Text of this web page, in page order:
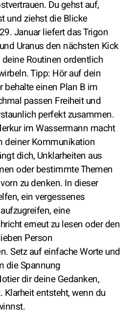
Du gehst auf,
und ziehst die Blicke
Januar liefert das Trigon
Uranus den nächsten Kick
deine Routinen ordentlich
Tipp: Hör auf dein
behalte einen Plan B im
passen Freiheit und
perfekt zusammen.
im Wassermann macht
deiner Kommunikation
dich, Unklarheiten aus
oder bestimmte Themen
zu denken. In dieser
ein vergessenes
eine
erneut zu lesen oder den
Person
Setz auf einfache Worte und
die Spannung
dir deine Gedanken,
Klarheit entsteht, wenn du